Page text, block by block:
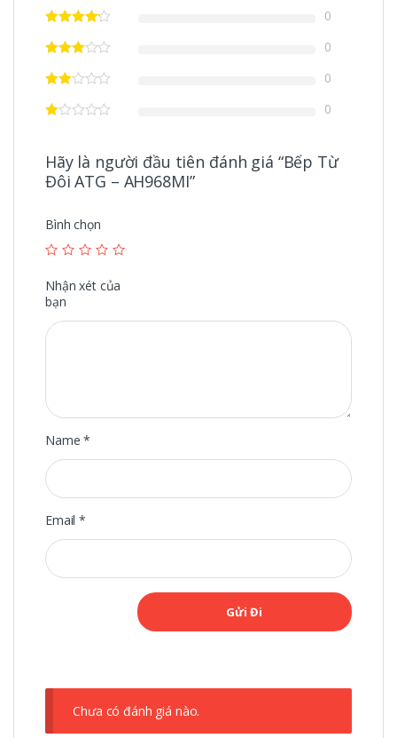
0
0
0
0
Hãy là người đầu tiên đánh giá “Bếp Từ
Đôi ATG – AH968MI”
Bình chọn
Nhận xét của
bạn
Name*
Email*
Chưa có đánh giá nào.